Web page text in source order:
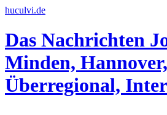
huculvi.de
Das Nachrichten
Minden, Hannover,
Überregional,